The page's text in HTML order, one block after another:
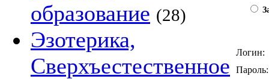
образование (28)
Эзотерика,
Сверхъестественное
Логин:
Пароль: